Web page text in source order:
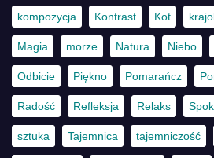
kompozycja Kontrast Kot
Magia morze Natura Niebo
Odbicie Piękno Pomarańcz
Radość Refleksja Relaks
sztuka Tajemnica tajemniczość